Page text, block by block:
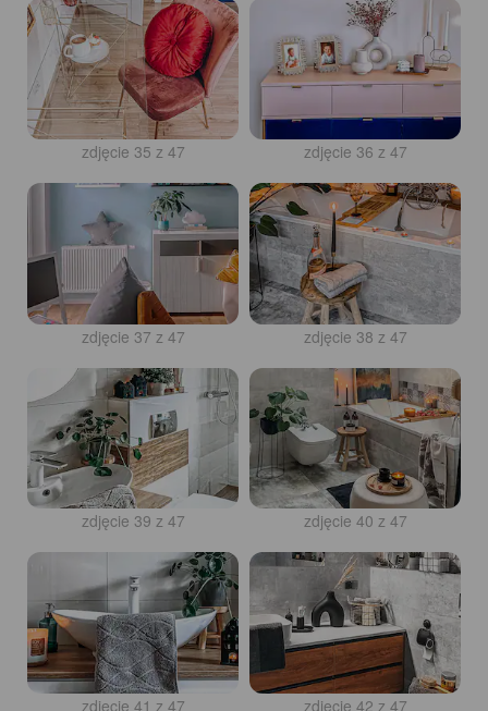
zdjęcie 35 z 47 zdjęcie 36 z 47
zdjęcie 37 z 47 zdjęcie 38 z 47
zdjęcie 39 z 47 zdjęcie 40 z 47
zdjęcie 41 z 47 zdjęcie 42 z 47